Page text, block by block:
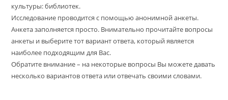
культуры: библиотек.
Исследование проводится с помощью анонимной анкеты.
Анкета заполняется просто. Внимательно прочитайте вопросы
анкеты и выберите тот вариант ответа, который является
наиболее подходящим для Вас.
Обратите внимание – на некоторые вопросы Вы можете давать
несколько вариантов ответа или отвечать своими словами.